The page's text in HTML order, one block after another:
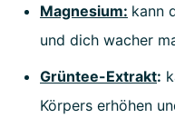
Magnesium: kann
und dich wacher
Grüntee-Extrakt:
Körpers erhöhen